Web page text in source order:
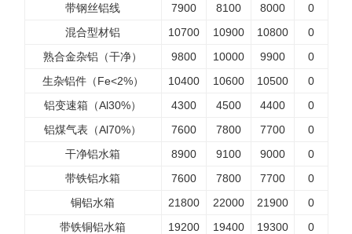
地矿 建设
党建工作
企业文化
行情报价
带钢丝铝线
7900 8100 8000
0
混合型材铝
10700 10900 10800
0
熟合金杂铝（干净）
9800 10000 9900
0
生杂铝件（Fe<2%）
10400 10600 10500
0
铝变速箱（Al30%）
4300 4500 4400
0
铝煤气表（Al70%）
7600 7800 7700
0
干净铝水箱
8900 9100 9000
0
带铁铝水箱
7600 7800 7700
0
铜铝水箱
21800 22000 21900
0
带铁铜铝水箱
19200 19400 19300 0